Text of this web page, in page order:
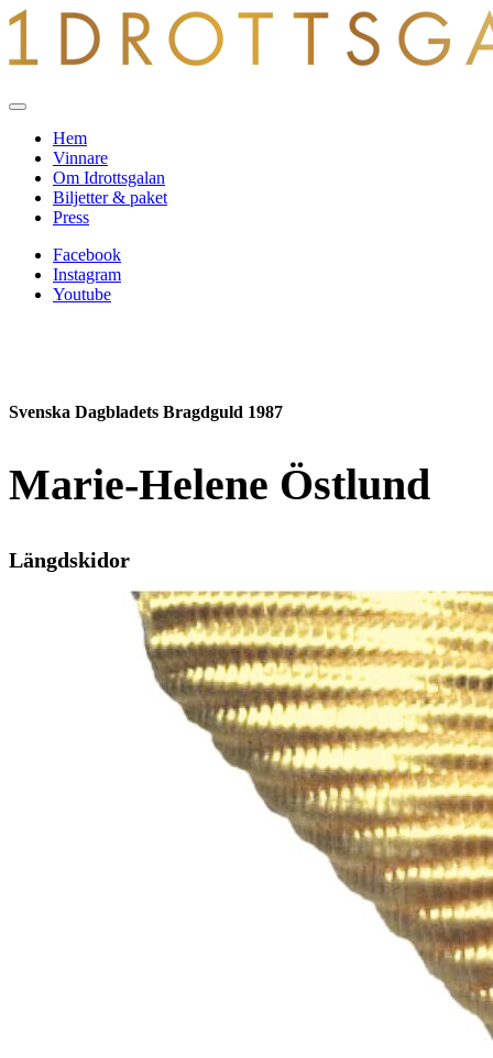
Hem
Vinnare
Om Idrottsgalan
Biljetter & paket
Press
Facebook
Instagram
Youtube
Svenska Dagbladets Bragdguld 1987
Marie-Helene Östlund
Längdskidor